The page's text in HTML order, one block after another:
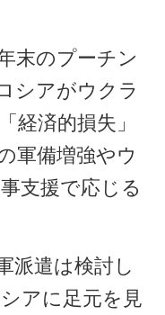
末のプーチン
シアがウクラ
経済的損失」
軍備増強やウ
支援で応じる
派遣は検討し
アに足元を見